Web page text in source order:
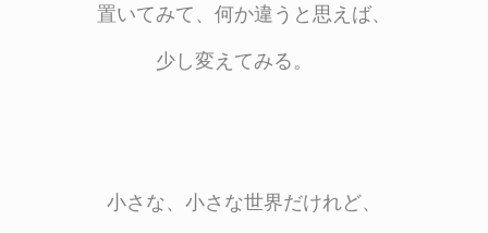
置いてみて、何か違うと思えば、
少し変えてみる。
小さな、小さな世界だけれど、